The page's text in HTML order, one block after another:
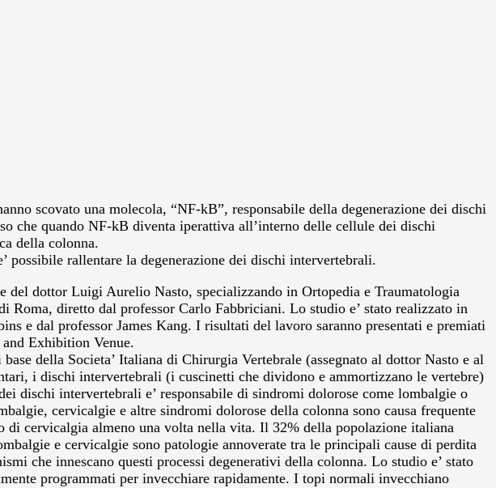
scovato una molecola, “NF-kB”, responsabile della degenerazione dei dischi
che quando NF-kB diventa iperattiva all’interno delle cellule dei dischi
della colonna.
possibile rallentare la degenerazione dei dischi intervertebrali.
del dottor Luigi Aurelio Nasto, specializzando in Ortopedia e Traumatologia
diretto dal professor Carlo Fabbriciani. Lo studio e’ stato realizzato in
e dal professor James Kang. I risultati del lavoro saranno presentati e premiati
Exhibition Venue.
della Societa’ Italiana di Chirurgia Vertebrale (assegnato al dottor Nasto e al
i dischi intervertebrali (i cuscinetti che dividono e ammortizzano le vertebre)
dischi intervertebrali e’ responsabile di sindromi dolorose come lombalgie o
cervicalgie e altre sindromi dolorose della colonna sono causa frequente
cervicalgia almeno una volta nella vita. Il 32% della popolazione italiana
e cervicalgie sono patologie annoverate tra le principali cause di perdita
che innescano questi processi degenerativi della colonna. Lo studio e’ stato
programmati per invecchiare rapidamente. I topi normali invecchiano